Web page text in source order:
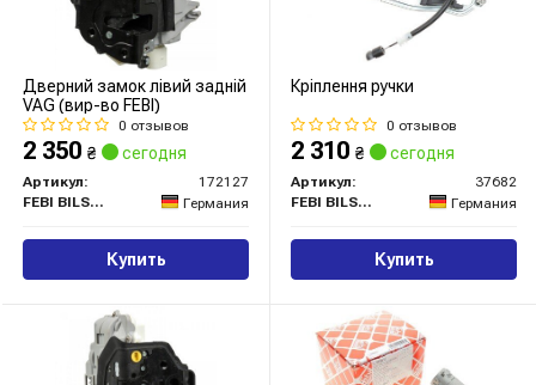
Дверний замок лівий задній
VAG (вир-во FEBI)
0 отзывов
2 350 ₴ сегодня
Артикул:
172127
FEBI BILSTEIN
Германия
Купить
Крiплення ручки
0 отзывов
2 310 ₴ сегодня
Артикул:
37682
FEBI BILSTEIN
Германия
Купить